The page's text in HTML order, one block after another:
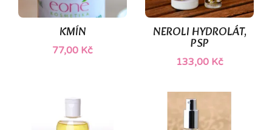
KMÍN
77,00 Kč
NEROLI HYDROLÁT,
PSP
133,00 Kč